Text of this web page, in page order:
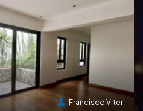
Francisco Viteri